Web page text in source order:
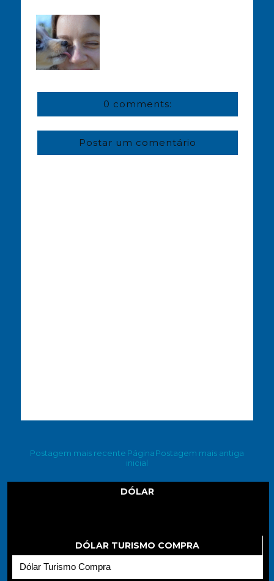
0 comments:
Postar um comentário
Postagem mais recente Postagem mais antiga
Página
inicial
DÓLAR
DÓLAR TURISMO COMPRA
Dólar Turismo Compra